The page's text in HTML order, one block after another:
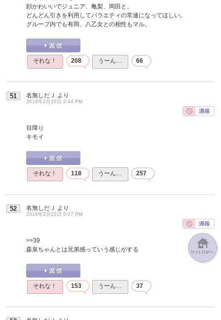
顔かわいいでジュニア、亀梨、岡田と。
どんどん引きを利用してバラエティの常連になってほしい。
グループ内でも有岡、八乙女との相性もマル。
それな！ 208 うーん… 66
51 名無しだＪ より
2016年2月22日 2:44 PM
目障り
キモイ
それな！ 118 うーん… 257
52 名無しだＪ より
2016年2月22日 5:07 PM
>>39
森泉ちゃんとは兄弟感っていう感じがする
それな！ 153 うーん… 37